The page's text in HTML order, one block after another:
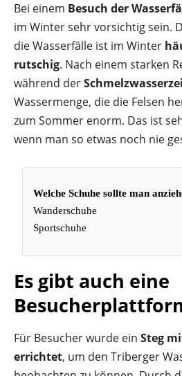
Bei einem Besuch der
im Winter sehr vorsichtig sein.
die Wasserfälle ist im Winter
rutschig. Nach einem starken
während der
Wassermenge, die die Felsen
zum Sommer enorm. Das ist
wenn man so etwas noch nie
Welche Schuhe sollte man
Wanderschuhe
Sportschuhe
Es gibt auch eine
Für Besucher wurde ein Steg
errichtet, um den Triberger